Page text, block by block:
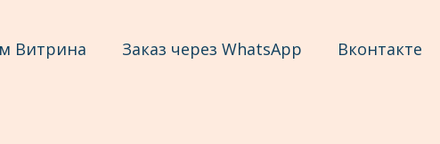
Витрина Заказ через WhatsApp Вконтакте